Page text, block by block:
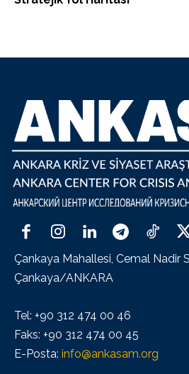
Çankaya Mahallesi, Cemal Nadir
Çankaya/ANKARA
Tel: +90 312 474 00 46
Faks: +90 312 474 00 45
E-Posta: info@ankasam.org